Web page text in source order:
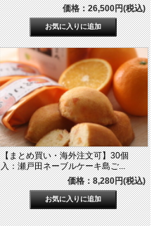
価格：26,500円(税込)
【まとめ買い・海外注文可】30個
入：瀬戸田ネーブルケーキ島ご...
価格：8,280円(税込)